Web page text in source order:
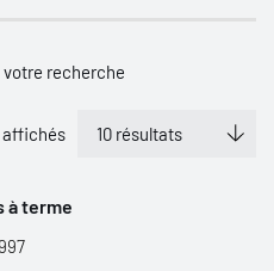
recherche
affichés
à terme